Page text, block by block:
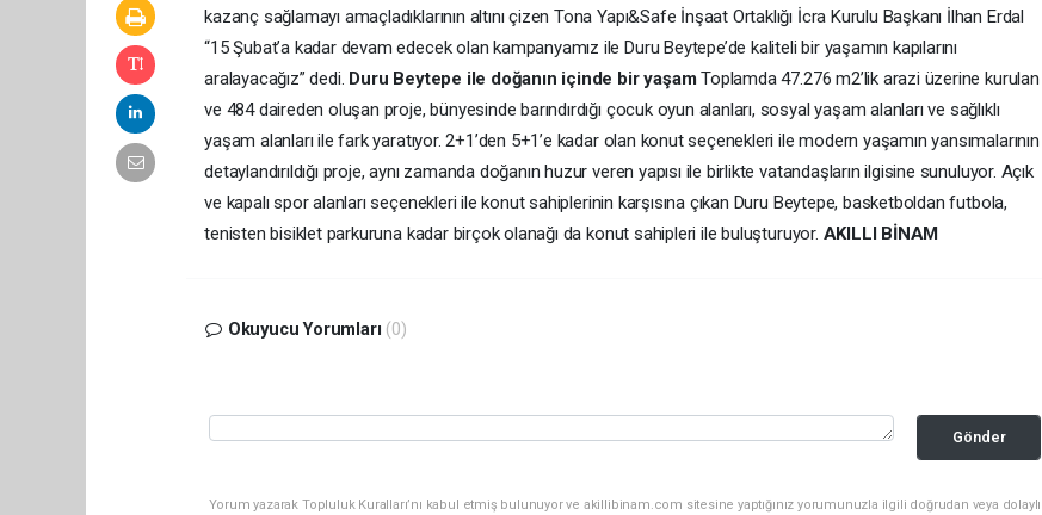
kazanç sağlamayı amaçladıklarının altını çizen Tona Yapı&Safe İnşaat Ortaklığı İcra Kurulu Başkanı İlhan Erdal
“15 Şubat’a kadar devam edecek olan kampanyamız ile Duru Beytepe’de kaliteli bir yaşamın kapılarını
aralayacağız” dedi. Duru Beytepe ile doğanın içinde bir yaşamToplamda 47.276 m2’lik arazi üzerine kurulan
ve 484 daireden oluşan proje, bünyesinde barındırdığı çocuk oyun alanları, sosyal yaşam alanları ve sağlıklı
yaşam alanları ile fark yaratıyor. 2+1’den 5+1’e kadar olan konut seçenekleri ile modern yaşamın yansımalarının
detaylandırıldığı proje, aynı zamanda doğanın huzur veren yapısı ile birlikte vatandaşların ilgisine sunuluyor. Açık
ve kapalı spor alanları seçenekleri ile konut sahiplerinin karşısına çıkan Duru Beytepe, basketboldan futbola,
tenisten bisiklet parkuruna kadar birçok olanağı da konut sahipleri ile buluşturuyor. AKILLI BİNAM
Okuyucu Yorumları (0)
Gönder
Yorum yazarak Topluluk Kuralları’nı kabul etmiş bulunuyor ve akillibinam.com sitesine yaptığınız yorumunuzla ilgili doğrudan veya dolaylı